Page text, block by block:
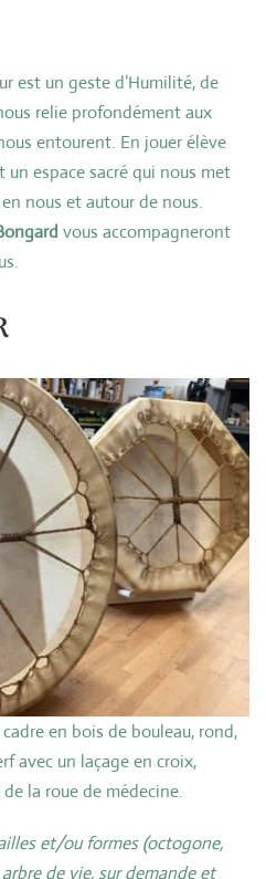
est un geste d’Humilité, de
relie profondément aux
entourent. En jouer élève
espace sacré qui nous met
nous et autour de nous.
vous accompagneront
en bois de bouleau, rond,
avec un laçage en croix,
la roue de médecine.
et/ou formes (octogone,
de vie, sur demande et